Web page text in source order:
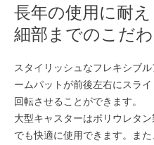
長年の使用に耐え
細部までのこだわ
スタイリッシュなフレキシブ
ームパットが前後左右にスラ
回転させることができます。
大型キャスターはポリウレタ
でも快適に使用できます。ま